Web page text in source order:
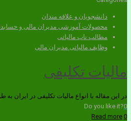
دانشجویان و علاقه مندان
محصولات آموزشی مدیران مالی و
مطالب ناب مالیاتی
وظایف مالیاتی مدیران مالی
مالیات تکلیفی
در این مقاله با انواع مالیات تکلیفی در ایران
Do you like it?0
0
Read more